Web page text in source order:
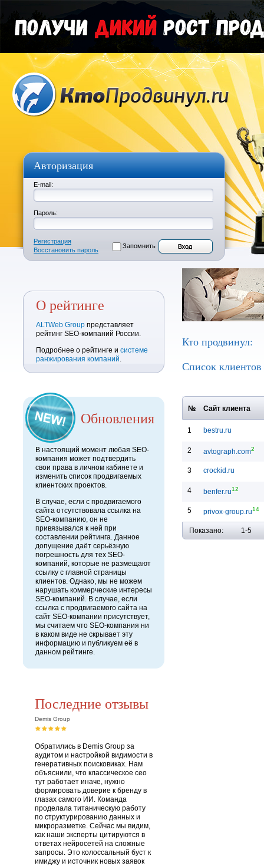
Авторизация
E-mail:
Пароль:
Регистрация
Восстановить пароль
Запомнить
О рейтинге
ALTWeb Group представляет
рейтинг SEO-компаний России.
Подробнее о рейтинге и системе
ранжирования компаний.
Обновления
В настоящий момент любая SEO-
компания может подтвердить
свои права в личном кабинете и
изменить список продвигаемых
клиентских проектов.
В случае, если с продвигаемого
сайта отсутствовала ссылка на
SEO-компанию, он не
привязывался к ней при
составлении рейтинга. Данное
допущение даёт серьёзную
погрешность для тех SEO-
компаний, которые не размещают
ссылку с главной страницы
клиентов. Однако, мы не можем
нарушать коммерческие интересы
SEO-компаний. В случае, если
ссылка с продвигаемого сайта на
сайт SEO-компании присутствует,
мы считаем что SEO-компания ни
в каком виде не скрывает эту
информацию и публикуем её в
данном рейтинге.
Последние отзывы
Demis Group
Обратились в Demis Group за
аудитом и настройкой видимости в
генеративных поисковиках. Нам
объяснили, что классическое сео
тут работает иначе, нужно
формировать доверие к бренду в
глазах самого ИИ. Команда
проделала титаническую работу
по структурированию данных и
микроразметке. Сейчас мы видим,
как наши эксперты цитируются в
ответах нейросетей на сложные
запросы. Это колоссальный буст к
имиджу и источник новых заявок
Кто продвинул:
Список
№ Сайт клиента
1 bestru.ru
2 avtograph.com2
3 crockid.ru
4 benfer.ru12
5 privox-group.ru14
Показано: 1-5